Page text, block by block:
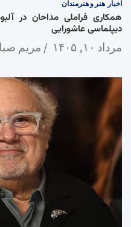
اخبار هنر و هنرمندان
همکاری فراملی مداحان در آلبوم
دیپلماسی عاشورایی
مرداد ۱۰, ۱۴۰۵ مریم